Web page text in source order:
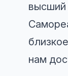
высший
нам